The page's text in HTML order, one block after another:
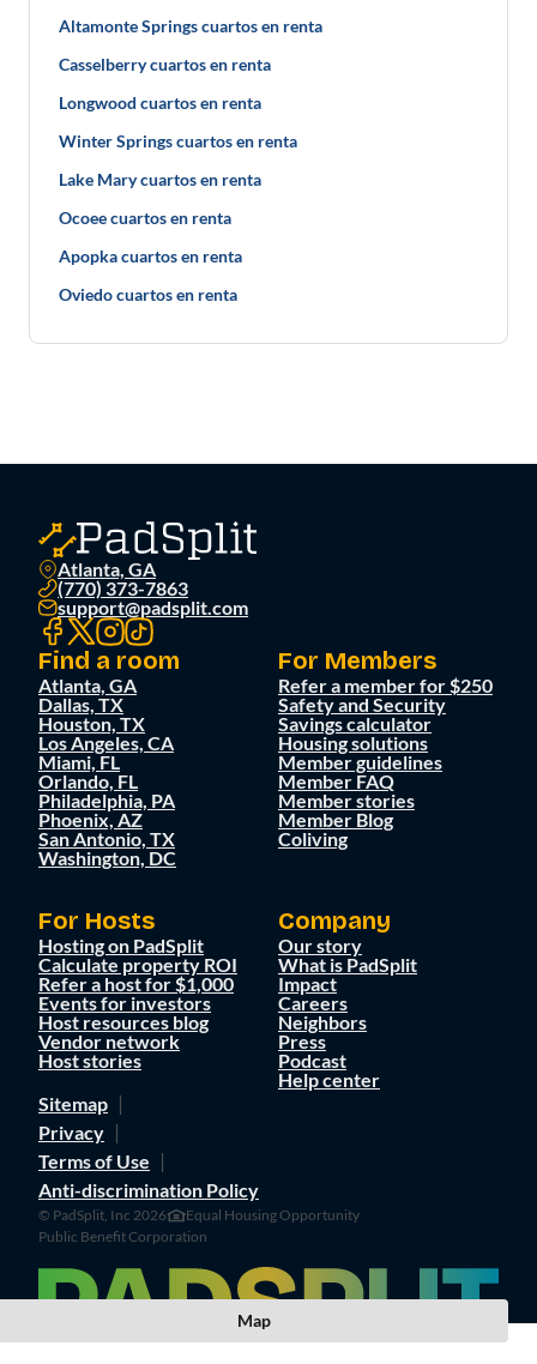
Altamonte Springs cuartos en renta
Casselberry cuartos en renta
Longwood cuartos en renta
Winter Springs cuartos en renta
Lake Mary cuartos en renta
Ocoee cuartos en renta
Apopka cuartos en renta
Oviedo cuartos en renta
Atlanta, GA
(770) 373-7863
support@padsplit.com
Find a room
Atlanta, GA
Dallas, TX
Houston, TX
Los Angeles, CA
Miami, FL
Orlando, FL
Philadelphia, PA
Phoenix, AZ
San Antonio, TX
Washington, DC
For Members
Refer a member for $250
Safety and Security
Savings calculator
Housing solutions
Member guidelines
Member FAQ
Member stories
Member Blog
Coliving
For Hosts
Hosting on PadSplit
Calculate property ROI
Refer a host for $1,000
Events for investors
Host resources blog
Vendor network
Host stories
Company
Our story
What is PadSplit
Impact
Careers
Neighbors
Press
Podcast
Help center
Sitemap
Privacy
Terms of Use
Anti-discrimination Policy
© PadSplit, Inc 2026
Equal Housing Opportunity
Public Benefit Corporation
Map